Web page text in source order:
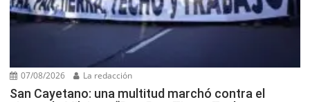
07/08/2026 La redacción
San Cayetano: una multitud marchó contra el